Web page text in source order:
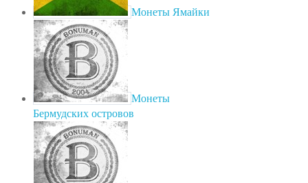
Монеты Ямайки
Монеты
Бермудских островов